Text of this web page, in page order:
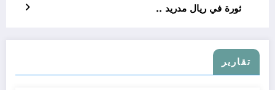
ثورة في ريال مدريد ..
تقارير